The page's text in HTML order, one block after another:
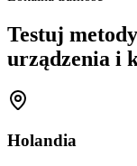
Testuj
urządzenia i
Holandia